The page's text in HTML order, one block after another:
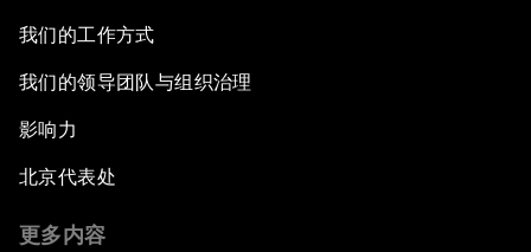
我们的工作方式
我们的领导团队与组织治理
影响力
北京代表处
更多内容